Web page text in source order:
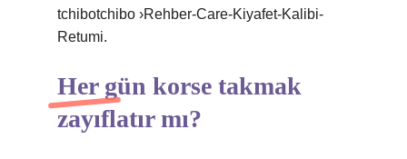
tchibotchibo ›Rehber-Care-Kiyafet-Kalibi-
Retumi.
Her gün korse takmak
zayıflatır mı?